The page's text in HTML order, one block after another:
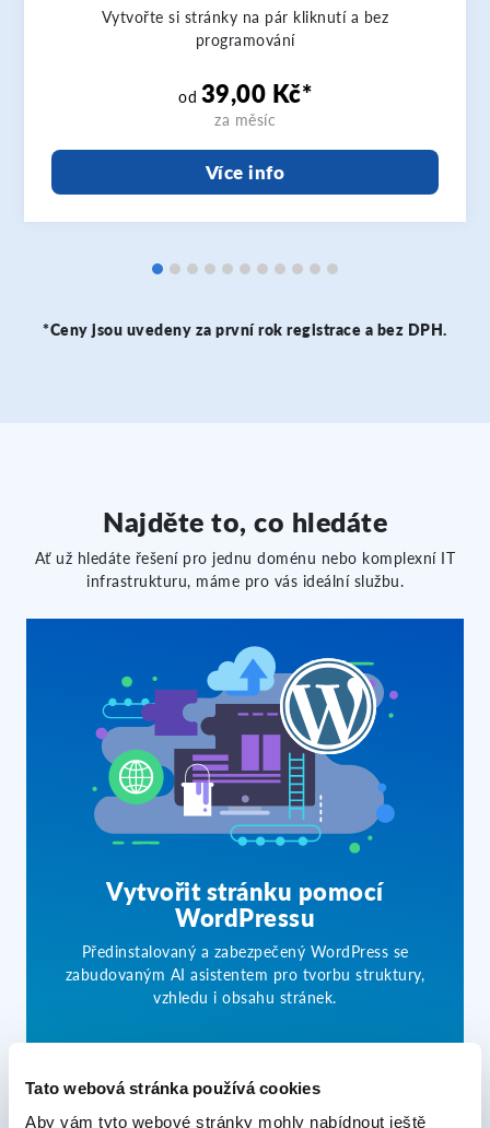
Tato webová stránka používá cookies
Aby vám tyto webové stránky mohly nabídnout ještě
Vytvořte si stránky na pár kliknutí a bez
programování
od 39,00 Kč*
za měsíc
Více info
*Ceny jsou uvedeny za první rok registrace a bez DPH.
Najděte to, co hledáte
Ať už hledáte řešení pro jednu doménu nebo komplexní IT
infrastrukturu, máme pro vás ideální službu.
Vytvořit stránku pomocí
WordPressu
Předinstalovaný a zabezpečený WordPress se
zabudovaným AI asistentem pro tvorbu struktury,
vzhledu i obsahu stránek.